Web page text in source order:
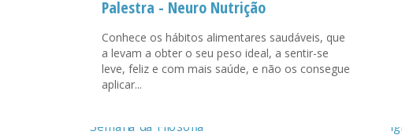
Palestra - Neuro Nutrição
Conhece os hábitos alimentares saudáveis, que
a levam a obter o seu peso ideal, a sentir-se
leve, feliz e com mais saúde, e não os consegue
aplicar...